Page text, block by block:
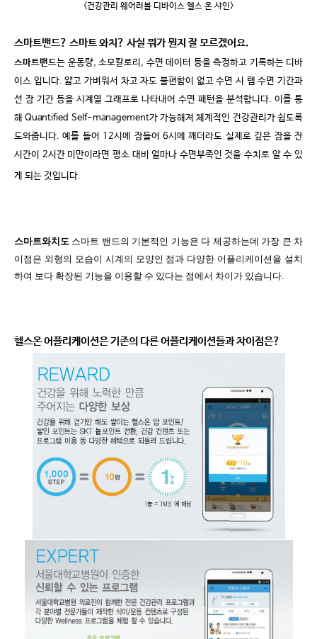
<건강관리 웨어러블 디바이스 헬스 온 샤인>
스마트밴드? 스마트 와치 ? 사실 뭐가 뭔지 잘 모르겠어요.
스마트밴드는 운동량, 소모칼로리 , 수면 데이터 등을 측정하고 기록하는 디바
이스 입니다.얇고 가벼워서 차고 자도 불편함이 없고 수면 시 램 수면 기간과
선 잠 기간 등을 시계열 그래프로 나타내어 수면 패턴을 분석합니다. 이를 통
해 Quantified Self-management가가능해져 체계적인 건강관리가 쉽도록
도와줍니다.예를 들어 12시에 잠들어 6시에 깨더라도 실제로 깊은 잠을 잔
시간이 2시간 미만이라면 평소 대비 얼마나 수면부족인 것을 수치로 알 수 있
게 되는 것입니다.
스마트와치도 스마트 밴드의 기본적인 기능은 다 제공하는데 가장 큰 차
이점은 외형의 모습이 시계의 모양인 점과 다양한 어플리케이션을 설치
하여 보다 확장된 기능을 이용할 수 있다는 점에서 차이가 있습니다
헬스온 어플리케이션은 기존의 다른 어플리케이션들과 차이점은?